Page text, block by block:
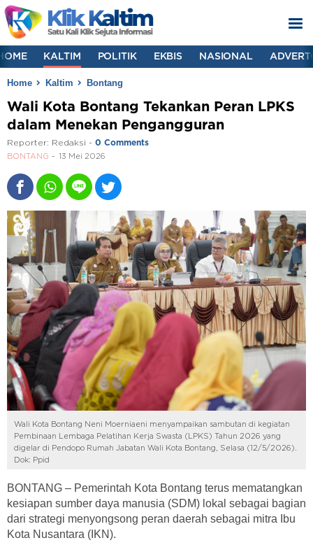
KALTIM POLITIK EKBIS NASIONAL
Home Kaltim Bontang
Wali Kota Bontang Tekankan Peran LPKS
dalam Menekan Pengangguran
Reporter: Redaksi - 0 Comments
BONTANG 13 Mei 2026
Wali Kota Bontang Neni Moerniaeni menyampaikan sambutan di kegiatan
Pembinaan Lembaga Pelatihan Kerja Swasta (LPKS) Tahun 2026 yang
digelar di Pendopo Rumah Jabatan Wali Kota Bontang, Selasa (12/5/2026).
Dok: Ppid
BONTANG – Pemerintah Kota Bontang terus mematangkan
kesiapan sumber daya manusia (SDM) lokal sebagai bagian
dari strategi menyongsong peran daerah sebagai mitra Ibu
Kota Nusantara (IKN).